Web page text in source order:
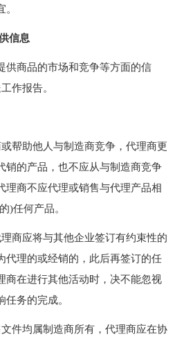
信息
商品的市场和竞争等方面的信
作报告。
助他人与制造商竞争，代理商更
销的产品，也不应从与制造商竞争
理商不应代理或销售与代理产品相
)任何产品。
应将与其他企业签订有约束性的
代理的或经销的，此后再签订的任
商在进行其他活动时，决不能忽视
务的完成。
均属制造商所有，代理商应在协